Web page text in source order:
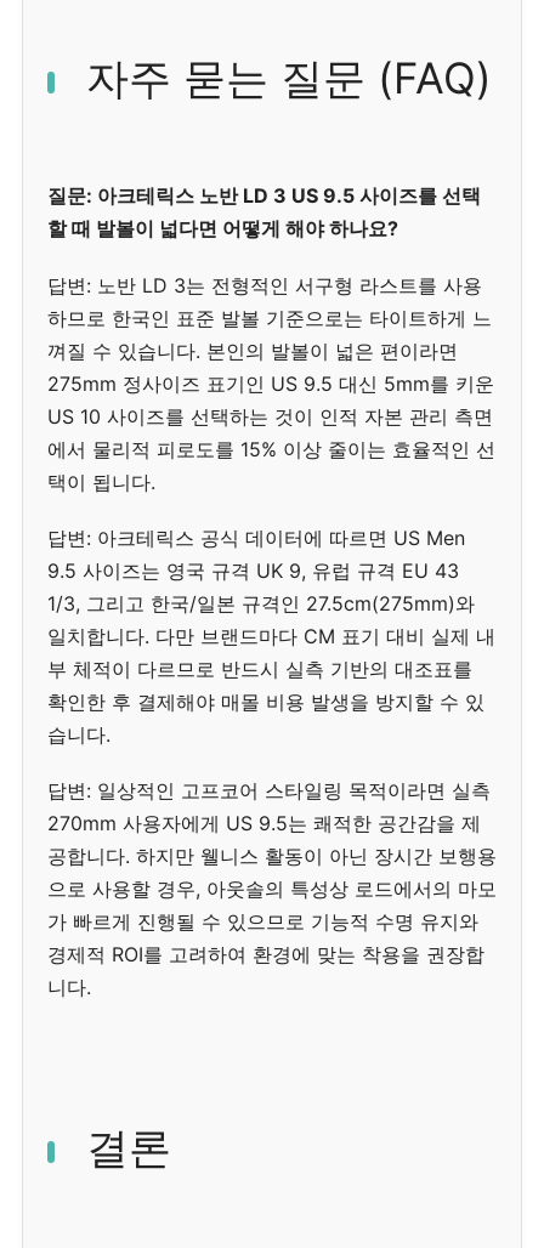
자주 묻는 질문 (FAQ)
질문: 아크테릭스 노반 LD 3 US 9.5 사이즈를 선택
할 때 발볼이 넓다면 어떻게 해야 하나요?
답변: 노반 LD 3는 전형적인 서구형 라스트를 사용
하므로 한국인 표준 발볼 기준으로는 타이트하게 느
껴질 수 있습니다. 본인의 발볼이 넓은 편이라면
275mm 정사이즈 표기인 US 9.5 대신 5mm를 키운
US 10 사이즈를 선택하는 것이 인적 자본 관리 측면
에서 물리적 피로도를 15% 이상 줄이는 효율적인 선
택이 됩니다.
답변: 아크테릭스 공식 데이터에 따르면 US Men
9.5 사이즈는 영국 규격 UK 9, 유럽 규격 EU 43
1/3, 그리고 한국/일본 규격인 27.5cm(275mm)와
일치합니다. 다만 브랜드마다 CM 표기 대비 실제 내
부 체적이 다르므로 반드시 실측 기반의 대조표를
확인한 후 결제해야 매몰 비용 발생을 방지할 수 있
습니다.
답변: 일상적인 고프코어 스타일링 목적이라면 실측
270mm 사용자에게 US 9.5는 쾌적한 공간감을 제
공합니다. 하지만 웰니스 활동이 아닌 장시간 보행용
으로 사용할 경우, 아웃솔의 특성상 로드에서의 마모
가 빠르게 진행될 수 있으므로 기능적 수명 유지와
경제적 ROI를 고려하여 환경에 맞는 착용을 권장합
니다.
결론